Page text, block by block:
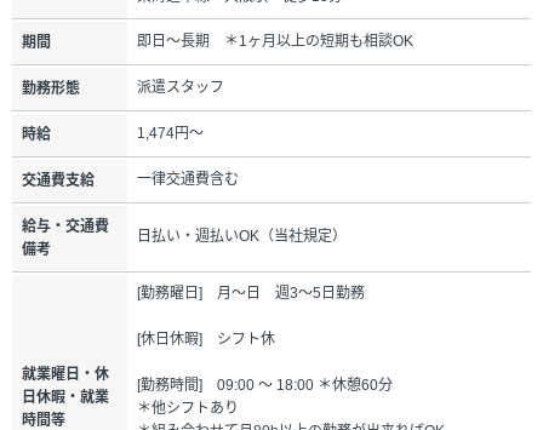
期間 即日～長期 ＊1ヶ月以上の短期も相談OK
勤務形態 派遣スタッフ
時給 1,474円～
交通費支給 一律交通費含む
給与・交通費
備考
日払い・週払いOK（当社規定）
就業曜日・休
日休暇・就業
時間等
[勤務曜日] 月～日 週3～5日勤務
[休日休暇] シフト休
[勤務時間] 09:00 ～ 18:00 ＊休憩60分
＊他シフトあり